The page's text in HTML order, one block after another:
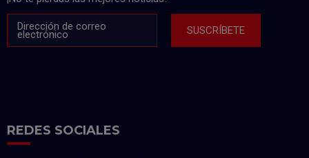
Dirección de correo
electrónico SUSCRÍBETE
REDES SOCIALES